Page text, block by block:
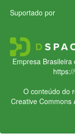
Suportado por
Empresa
O conteúdo do
Creative Commons